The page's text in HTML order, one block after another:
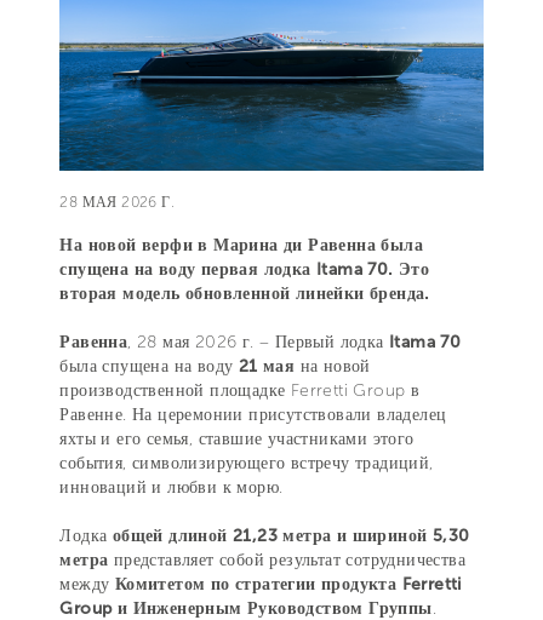
28 МАЯ 2026 Г.
На новой верфи в Марина ди Равенна была
спущена на воду первая лодка Itama 70. Это
вторая модель обновленной линейки бренда.
Равенна, 28 мая 2026 г. – Первый лодка Itama 70
была спущена на воду 21 мая на новой
производственной площадке Ferretti Group в
Равенне. На церемонии присутствовали владелец
яхты и его семья, ставшие участниками этого
события, символизирующего встречу традиций,
инноваций и любви к морю.
Лодка общей длиной 21,23 метра и шириной 5,30
метра представляет собой результат сотрудничества
между Комитетом по стратегии продукта Ferretti
Group и Инженерным Руководством Группы.